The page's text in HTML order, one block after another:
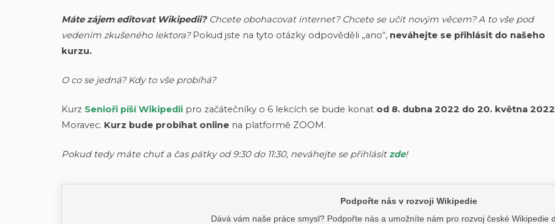
Máte zájem editovat Wikipedii?Chcete obohacovat internet? Chcete se učit novým věcem? A to vše pod
vedením zkušeného lektora?Pokud jste na tyto otázky odpověděli „ano“, neváhejte se přihlásit do našeho
kurzu.
O co se jedná? Kdy to vše probíhá?
Kurz Senioři píší Wikipediipro začátečníky o 6 lekcích se bude konat od 8. dubna 2022 do 20. května 2022
Moravec. Kurz bude probíhat onlinena platformě ZOOM.
Pokud tedy máte chuť a čas pátky od 9:30 do 11:30, neváhejte se přihlásitzde!